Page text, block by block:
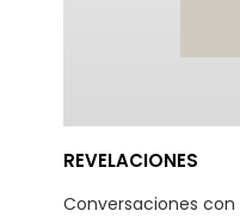
REVELACIONES
Conversaciones